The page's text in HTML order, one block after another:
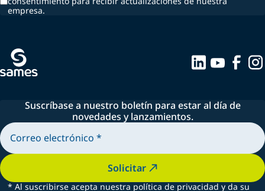
empresa.
Suscríbase a nuestro boletín para estar al día de
novedades y lanzamientos.
Solicitar
* Al suscribirse acepta nuestra política de privacidad y da su